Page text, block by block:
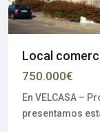
Local
750.000€
En VELCASA –
presentamos